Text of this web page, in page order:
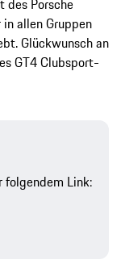
des Porsche
allen Gruppen
Glückwunsch an
GT4 Clubsport-
Link: